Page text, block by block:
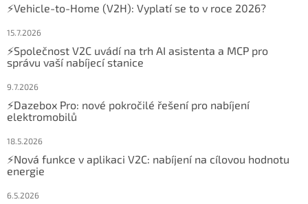
⚡Vehicle-to-Home (V2H): Vyplatí se to v roce 2026?
15.7.2026
⚡Společnost V2C uvádí na trh AI asistenta a MCP pro
správu vaší nabíjecí stanice
9.7.2026
⚡Dazebox Pro: nové pokročilé řešení pro nabíjení
elektromobilů
18.5.2026
⚡Nová funkce v aplikaci V2C: nabíjení na cílovou hodnotu
energie
6.5.2026